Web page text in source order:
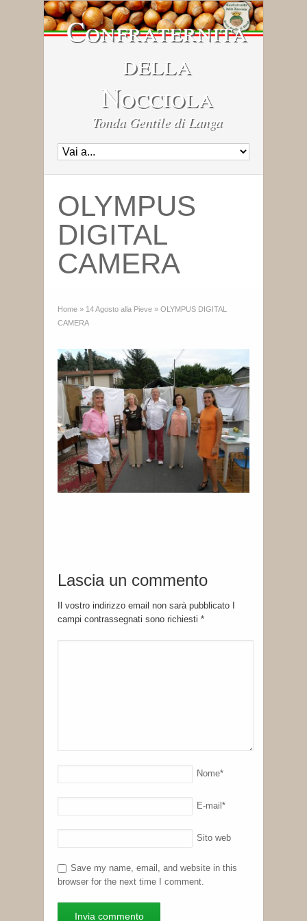
Confraternita
della
Nocciola
Tonda Gentile di Langa
OLYMPUS
DIGITAL
CAMERA
Home » 14 Agosto alla Pieve » OLYMPUS DIGITAL
CAMERA
Lascia un commento
Il vostro indirizzo email non sarà pubblicato I
campi contrassegnati sono richiesti *
Nome*
E-mail *
Sito web
Save my name, email, and website in this
browser for the next time I comment.